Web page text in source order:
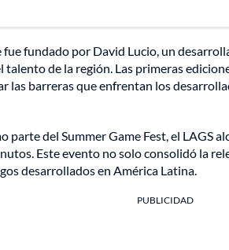
fue fundado por David Lucio, un
de la región. Las primeras
las barreras que enfrentan los
parte del Summer Game Fest, el LAGS
Este evento no solo consolidó la
desarrollados en América Latina.
PUBLICIDAD